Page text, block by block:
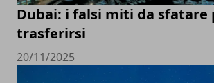
Dubai: i falsi miti da sfatare
trasferirsi
20/11/2025